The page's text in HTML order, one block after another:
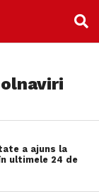
a ajuns la
ultimele 24 de